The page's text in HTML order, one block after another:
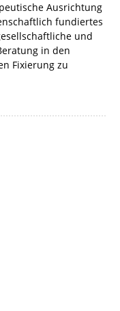
Ausrichtung
fundiertes
und
in den
Fixierung zu